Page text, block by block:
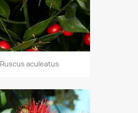
Ruscus aculeatus